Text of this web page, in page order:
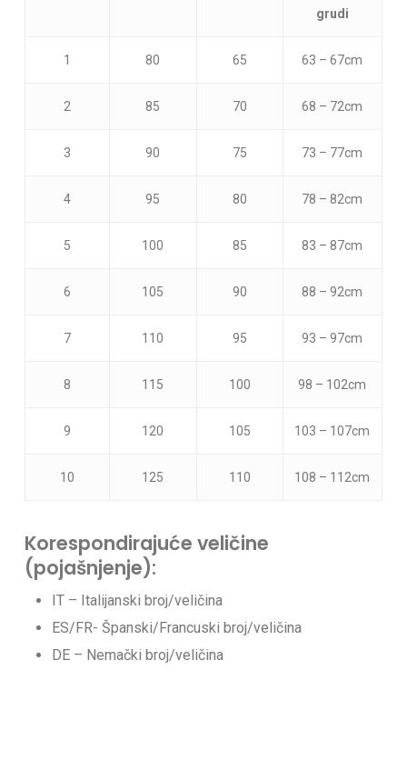
Nema proizvoda u korpi.
grudi
1 80 65 63 – 67cm
2 85 70 68 – 72cm
3 90 75 73 – 77cm
4 95 80 78 – 82cm
5 100 85 83 – 87cm
6 105 90 88 – 92cm
7 110 95 93 – 97cm
8 115 100 98 – 102cm
9 120 105 103 – 107cm
10 125 110 108 – 112cm
Korespondirajuće veličine
(pojašnjenje):
IT – Italijanski broj/veličina
ES/FR- Španski/Francuski broj/veličina
DE – Nemački broj/veličina